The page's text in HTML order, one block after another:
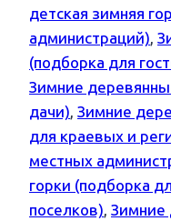
детская зимняя
администраций),
(подборка для
Зимние
дачи), Зимние
для краевых и
местных
горки (подборка
поселков), Зимние